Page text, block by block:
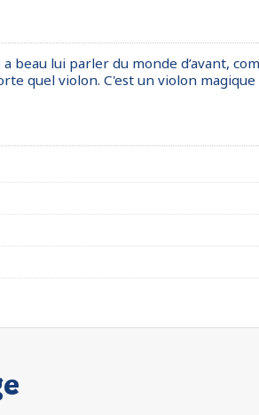
lui parler du monde d’avant,
quel violon. C'est un violon